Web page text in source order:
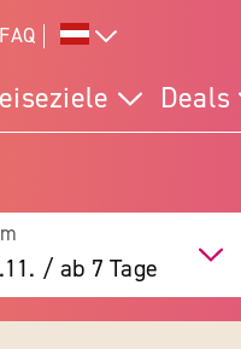
FAQ
Deals
/ ab 7 Tage